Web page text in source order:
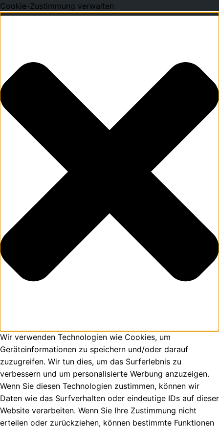
Cookie-Zustimmung verwalten
Wir verwenden Technologien wie Cookies, um
Geräteinformationen zu speichern und/oder darauf
zuzugreifen. Wir tun dies, um das Surferlebnis zu
verbessern und um personalisierte Werbung anzuzeigen.
Wenn Sie diesen Technologien zustimmen, können wir
Daten wie das Surfverhalten oder eindeutige IDs auf dieser
Website verarbeiten. Wenn Sie Ihre Zustimmung nicht
erteilen oder zurückziehen, können bestimmte Funktionen